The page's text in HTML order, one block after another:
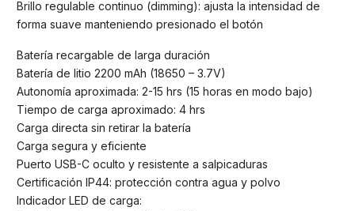
Brillo regulable continuo (dimming): ajusta la intensidad de
forma suave manteniendo presionado el botón
Batería recargable de larga duración
Batería de litio 2200 mAh (18650 – 3.7V)
Autonomía aproximada: 2-15 hrs (15 horas en modo bajo)
Tiempo de carga aproximado: 4 hrs
Carga directa sin retirar la batería
Carga segura y eficiente
Puerto USB-C oculto y resistente a salpicaduras
Certificación IP44: protección contra agua y polvo
Indicador LED de carga: